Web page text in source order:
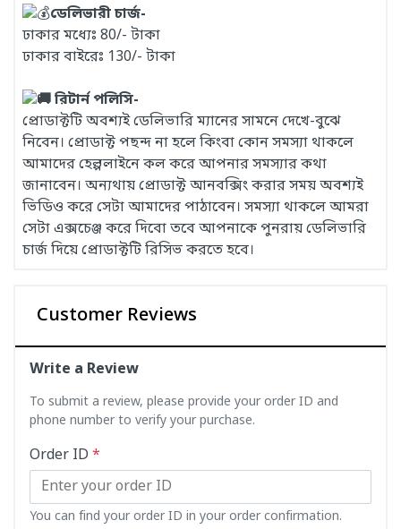
ডেলিভারী চার্জ-
ঢাকার মধ্যেঃ 80/- টাকা
ঢাকার বাইরেঃ 130/- টাকা
রিটার্ন পলিসি-
প্রোডাক্টটি অবশ্যই ডেলিভারি ম্যানের সামনে দেখে-বুঝে
নিবেন। প্রোডাক্ট পছন্দ না হলে কিংবা কোন সমস্যা থাকলে
আমাদের হেল্পলাইনে কল করে আপনার সমস্যার কথা
জানাবেন। অন্যথায় প্রোডাক্ট আনবক্সিং করার সময় অবশ্যই
ভিডিও করে সেটা আমাদের পাঠাবেন। সমস্যা থাকলে আমরা
সেটা এক্সচেঞ্জ করে দিবো তবে আপনাকে পুনরায় ডেলিভারি
চার্জ দিয়ে প্রোডাক্টটি রিসিভ করতে হবে।
Customer Reviews
Write a Review
To submit a review, please provide your order ID and
phone number to verify your purchase.
Order ID *
You can find your order ID in your order confirmation.